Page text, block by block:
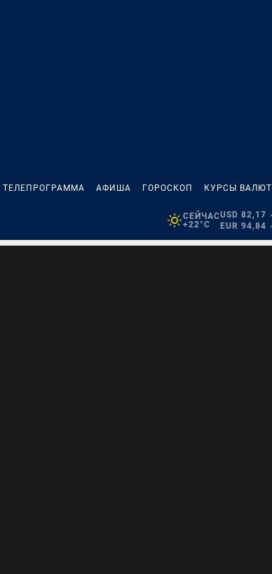
ТЕЛЕПРОГРАММА АФИША ГОРОСКОП КУРСЫ ВАЛЮТ
СЕЙЧАС
+22°C
USD 82,17
EUR 94,84